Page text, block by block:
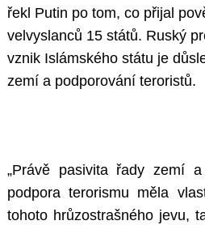
řekl Putin po tom, co přijal
velvyslanců 15 států. Ruský
vznik Islámského státu je
zemí a podporování teroristů.
„Právě pasivita řady zemí
podpora terorismu měla
tohoto hrůzostrašného jevu,